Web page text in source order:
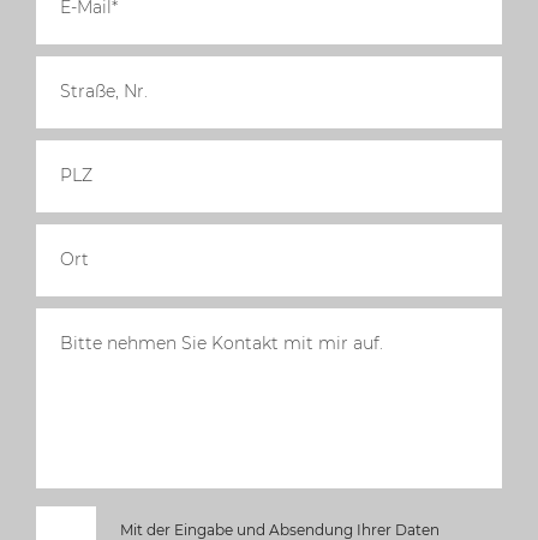
Mit der Eingabe und Absendung Ihrer Daten